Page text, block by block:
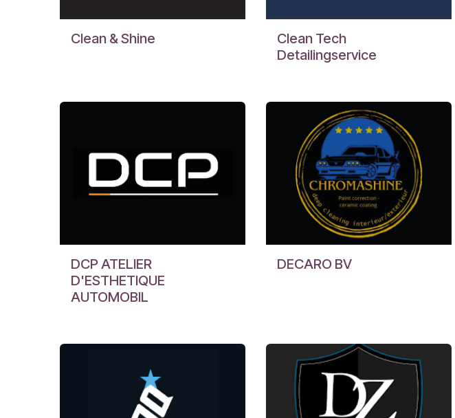
Clean & Shine
Clean Tech
Detailingservice
DCP ATELIER
D'ESTHETIQUE
AUTOMOBIL
DECARO BV